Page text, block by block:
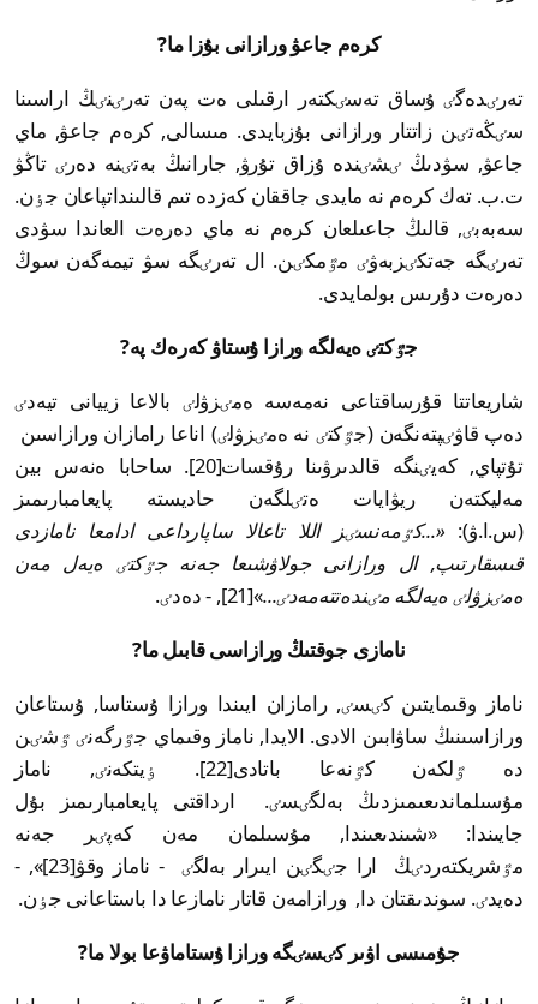
كرەم جاعۋ ورازانى بۇزا ما?
تەرٸدەگٸ ۇساق تەسٸكتەر ارقىلى ەت پەن تەرٸنٸڭ اراسىنا
سٸڭەتٸن زاتتار ورازانى بۇزبايدى. مىسالى, كرەم جاعۋ, ماي
جاعۋ, سۋدىڭ ٸشٸندە ۇزاق تۇرۋ, جارانىڭ بەتٸنە دەرٸ تاڭۋ
ت.ب. تەك كرەم نە مايدى جاققان كەزدە تىم قالىنداتپاعان جٶن.
سەبەبٸ, قالىڭ جاعىلعان كرەم نە ماي دەرەت العاندا سۋدى
تەرٸگە جەتكٸزبەۋٸ مٷمكٸن. ال تەرٸگە سۋ تيمەگەن سوڭ
دەرەت دۇرىس بولمايدى.
جٷكتٸ ەيەلگە ورازا ۇستاۋ كەرەك پە?
شاريعاتتا قۇرساقتاعى نەمەسە ەمٸزۋلٸ بالاعا زييانى تيەدٸ
دەپ قاۋٸپتەنگەن (جٷكتٸ نە ەمٸزۋلٸ) اناعا رامازان ورازاسىن
تۇتپاي, كەيٸنگە قالدىرۋىنا رۇقسات[20]. ساحابا ەنەس بين
مەليكتەن ريۋايات ەتٸلگەن حاديستە پايعامبارىمىز
(س.ا.ۋ): «...كٷمەنسٸز اللا تاعالا ساپارداعى ادامعا نامازدى
قىسقارتىپ, ال ورازانى جولاۋشىعا جەنە جٷكتٸ ەيەل مەن
ەمٸزۋلٸ ەيەلگە مٸندەتتەمەدٸ...»[21], - دەدٸ.
نامازى جوقتىڭ ورازاسى قابىل ما?
ناماز وقىمايتىن كٸسٸ, رامازان ايىندا ورازا ۇستاسا, ۇستاعان
ورازاسىنىڭ ساۋابىن الادى. الايدا, ناماز وقىماي جٷرگەنٸ ٷشٸن
دە ٷلكەن كٷنەعا باتادى[22]. ٶيتكەنٸ, ناماز
مۇسىلماندىعىمىزدىڭ بەلگٸسٸ. ارداقتى پايعامبارىمىز بۇل
جايىندا: «شىندىعىندا, مۇسىلمان مەن كەپٸر جەنە
مٷشريكتەردٸڭ ارا جٸگٸن ايىرار بەلگٸ - ناماز وقۋ[23]», -
دەيدٸ. سوندىقتان دا, ورازامەن قاتار نامازعا دا باستاعانى جٶن.
جۇمىسى اۋىر كٸسٸگە ورازا ۇستاماۋعا بولا ما?